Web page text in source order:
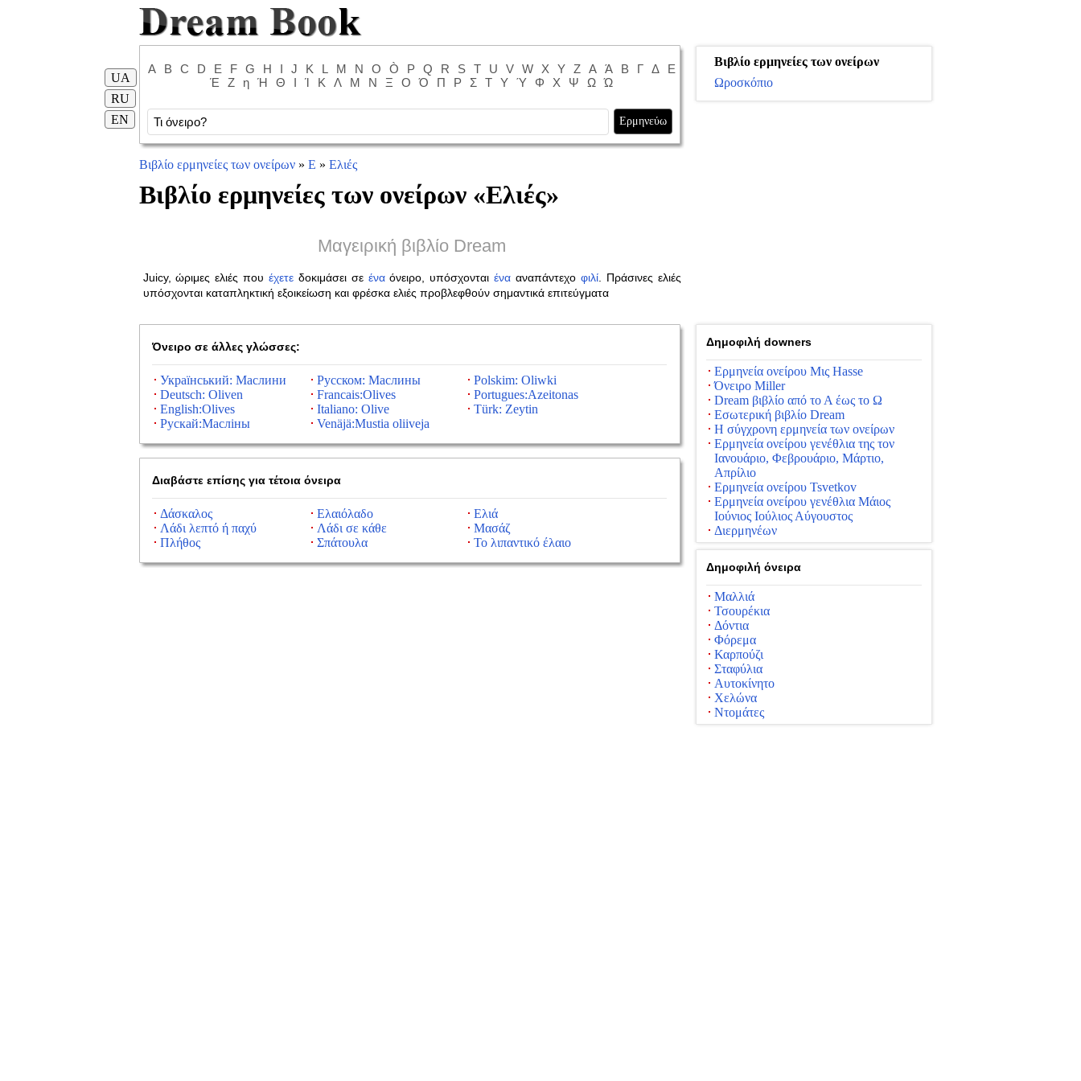
A B C D E F G H I J K L M N O Ò P Q R S T U V W X Y Z Α Ά Β Γ Δ
Ε
Έ
Ζ η Ή Θ Ι Ί Κ Λ Μ Ν Ξ Ο Ό Π Ρ Σ Τ Υ Ύ Φ Χ Ψ Ω Ώ
UA
RU
EN
Βιβλίο ερμηνείες των ονείρων» Ε » Ελιές
Βιβλίο ερμηνείες των ονείρων «Ελιές»
Μαγειρική βιβλίο Dream
Juicy, ώριμες ελιές που έχετεδοκιμάσει σε έναόνειρο, υπόσχονταιένα αναπάντεχο φιλί. Πράσινες ελιές
υπόσχονται καταπληκτική εξοικείωση και φρέσκα ελιές προβλεφθούν σημαντικά επιτεύγματα
Όνειρο σε άλλες γλώσσες:
Український: Маслини Русском: Маслины
Polskim: Oliwki
Deutsch: Oliven
Francais:Olives
Portugues:Azeitonas
English:Olives
Italiano: Olive
Türk: Zeytin
Рускай:Масліны
Venäjä:Mustia oliiveja
Διαβάστε επίσης για τέτοια όνειρα
Δάσκαλος Ελαιόλαδο
Ελιά
Λάδι λεπτό ή παχύ
Λάδι σε κάθε
Μασάζ
Πλήθος
Σπάτουλα Το λιπαντικό έλαιο
Βιβλίο ερμηνείες των ονείρων
Ωροσκόπιο
Δημοφιλή downers
Ερμηνεία ονείρου Μις Hasse
Όνειρο Miller
Dream βιβλίο από το Α έως το Ω
Εσωτερική βιβλίο Dream
Η σύγχρονη ερμηνεία των ονείρων
Ερμηνεία ονείρου γενέθλια της τον
Ιανουάριο, Φεβρουάριο, Μάρτιο,
Απρίλιο
Ερμηνεία ονείρου Tsvetkov
Ερμηνεία ονείρου γενέθλια Μάιος
Ιούνιος Ιούλιος Αύγουστος
Διερμηνέων
Δημοφιλή όνειρα
Μαλλιά
Τσουρέκια
Δόντια
Φόρεμα
Καρπούζι
Σταφύλια
Αυτοκίνητο
Χελώνα
Ντομάτες